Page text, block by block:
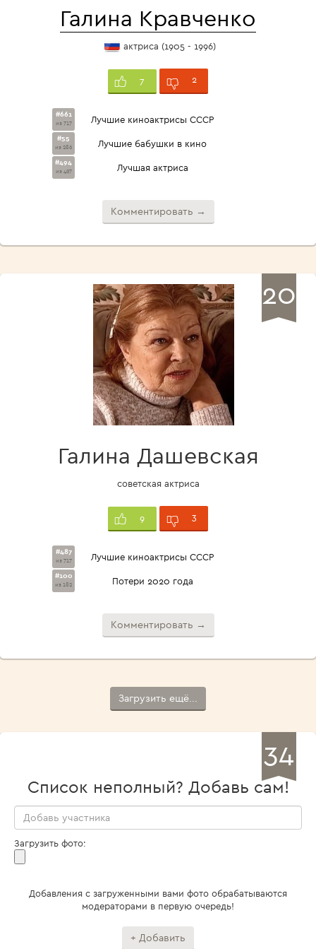
Галина Кравченко
актриса (1905 - 1996)
7 2
#661
из 717 Лучшие киноактрисы СССР
#55
из 286 Лучшие бабушки в кино
#494
из 497 Лучшая актриса
Комментировать →
20
Галина Дашевская
советская актриса
9 3
#487
из 717 Лучшие киноактрисы СССР
#100
из 182 Потери 2020 года
Комментировать →
Загрузить ещё...
34
Список неполный? Добавь сам!
Загрузить фото:
Добавления с загруженными вами фото обрабатываются
модераторами в первую очередь!